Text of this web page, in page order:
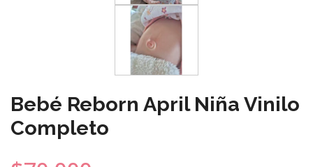
Bebé Reborn April Niña Vinilo
Completo